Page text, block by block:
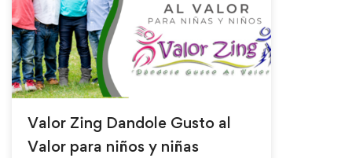
Valor Zing Dandole Gusto al
Valor para niños y niñas